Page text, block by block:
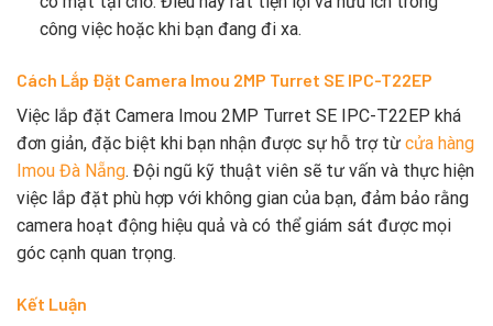
công việc hoặc khi bạn đang đi xa.
Cách Lắp Đặt Camera Imou 2MP Turret SE IPC-T22EP
Việc lắp đặt Camera Imou 2MP Turret SE IPC-T22EP khá
đơn giản, đặc biệt khi bạn nhận được sự hỗ trợ từ cửa hàng
Imou Đà Nẵng. Đội ngũ kỹ thuật viên sẽ tư vấn và thực hiện
việc lắp đặt phù hợp với không gian của bạn, đảm bảo rằng
camera hoạt động hiệu quả và có thể giám sát được mọi
góc cạnh quan trọng.
Kết Luận